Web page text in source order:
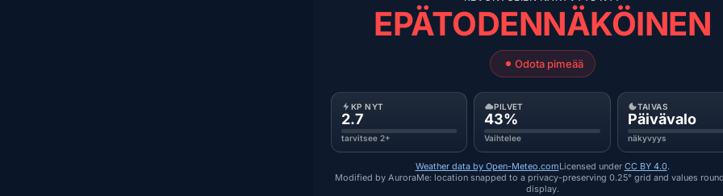
EPÄTODENNÄKÖINEN
Odota pimeää
KP NYT
2.7
tarvitsee 2+
PILVET
43%
Vaihtelee
TAIVAS
Päivävalo
näkyvyys
Weather data by Open-Meteo.comLicensed under CC BY 4.0.
Modified by AuroraMe: location snapped to a privacy-preserving 0.25° grid and values
display.